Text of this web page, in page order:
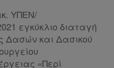
ΥΠΕΝ/
εγκύκλιο διαταγή
Δασών και Δασικού
«Περί